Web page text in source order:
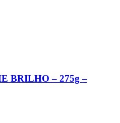
BRILHO – 275g –